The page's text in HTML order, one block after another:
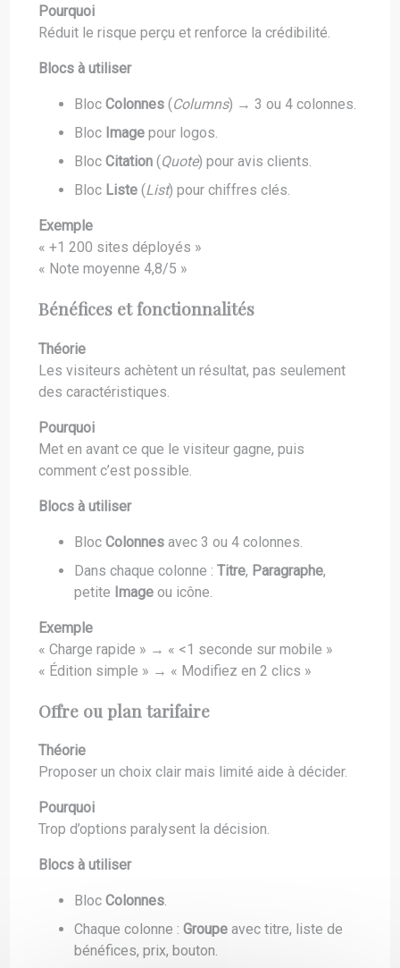
Pourquoi
Réduit le risque perçu et renforce la crédibilité.
Blocs à utiliser
BlocColonnes (Columns) → 3 ou 4 colonnes.
Bloc Image pour logos.
BlocCitation (Quote) pour avis clients.
Bloc Liste (List) pour chiffres clés.
Exemple
« +1 200 sites déployés »
« Note moyenne 4,8/5 »
Bénéfices et fonctionnalités
Théorie
Les visiteurs achètent un résultat, pas seulement
des caractéristiques.
Pourquoi
Met en avant ce que le visiteur gagne, puis
comment c’est possible.
Blocs à utiliser
BlocColonnes avec 3 ou 4 colonnes.
Dans chaque colonne :Titre, Paragraphe,
petite Image ou icône.
Exemple
« Charge rapide » → « <1 seconde sur mobile »
« Édition simple » → « Modifiez en 2 clics »
Offre ou plan tarifaire
Théorie
Proposer un choix clair mais limité aide à décider.
Pourquoi
Trop d’options paralysent la décision.
Blocs à utiliser
BlocColonnes.
Chaque colonne :Groupe avec titre, liste de
bénéfices, prix, bouton.